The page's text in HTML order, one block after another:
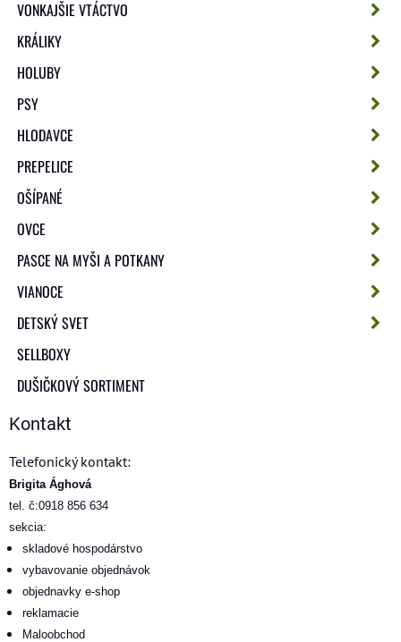
VONKAJŠIE VTÁCTVO
KRÁLIKY
HOLUBY
PSY
HLODAVCE
PREPELICE
OŠÍPANÉ
OVCE
PASCE NA MYŠI A POTKANY
VIANOCE
DETSKÝ SVET
SELLBOXY
DUŠIČKOVÝ SORTIMENT
Kontakt
Telefonický kontakt:
Brigita Ághová
tel. č:0918 856 634
sekcia:
skladové hospodárstvo
vybavovanie objednávok
objednavky e-shop
reklamacie
Maloobchod